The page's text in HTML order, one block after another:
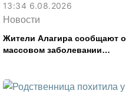
13:34 6.08.2026
Новости
Жители Алагира сообщают о
массовом заболевании